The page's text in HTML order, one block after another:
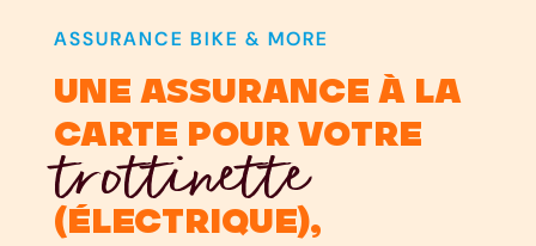
ASSURANCE BIKE & MORE
une assurance à la
carte pour votre
trottinette
(électrique),